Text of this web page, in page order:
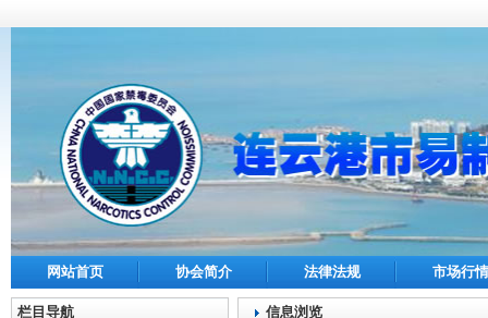
网站首页 协会简介 法律法规 市场行情
栏目导航 信息浏览